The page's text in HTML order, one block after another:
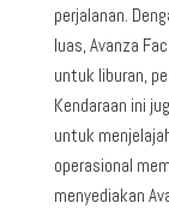
perjalanan.
luas, Avanza
untuk liburan,
Kendaraan ini
untuk
operasional
menyediakan